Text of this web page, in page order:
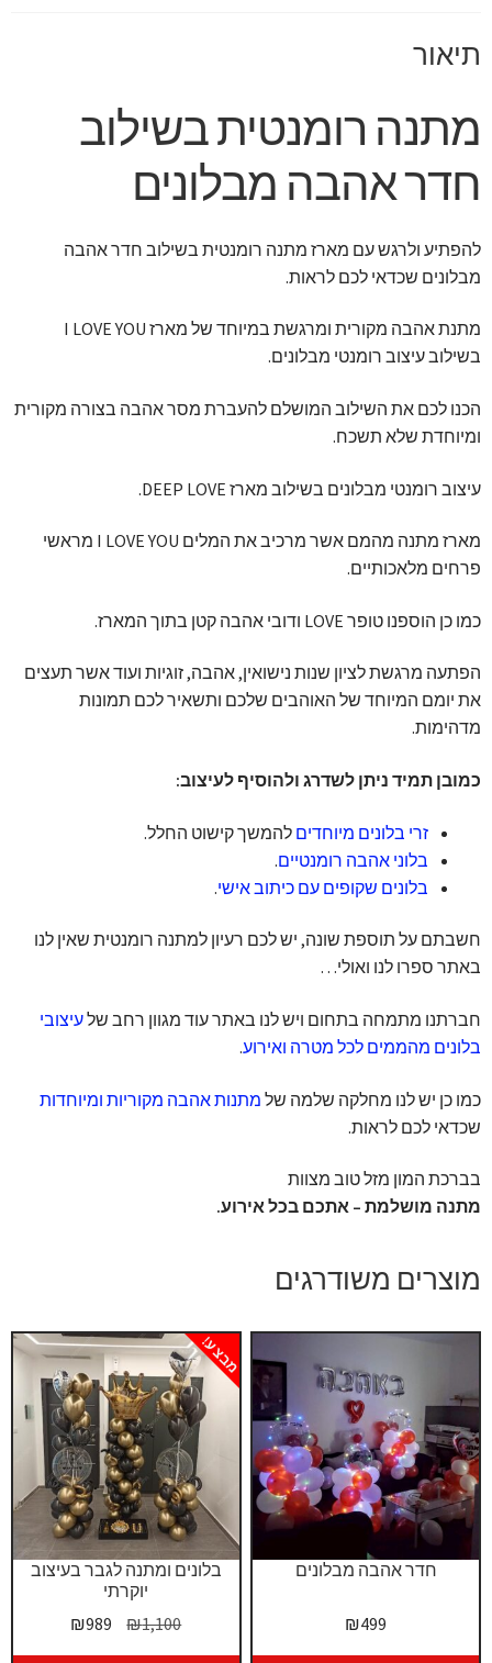
תיאור
מתנה רומנטית בשילוב
חדר אהבה מבלונים
להפתיע ולרגש עם מארז מתנה רומנטית בשילוב חדר אהבה
מבלונים שכדאי לכם לראות.
מתנת אהבה מקורית ומרגשת במיוחד של מארז I LOVE YOU
בשילוב עיצוב רומנטי מבלונים.
הכנו לכם את השילוב המושלם להעברת מסר אהבה בצורה מקורית
ומיוחדת שלא תשכח.
עיצוב רומנטי מבלונים בשילוב מארז DEEP LOVE.
מארז מתנה מהמם אשר מרכיב את המלים I LOVE YOU מראשי
פרחים מלאכותיים.
כמו כן הוספנו טופר LOVE ודובי אהבה קטן בתוך המארז.
הפתעה מרגשת לציון שנות נישואין, אהבה, זוגיות ועוד אשר תעצים
את יומם המיוחד של האוהבים שלכם ותשאיר לכם תמונות
מדהימות.
כמובן תמיד ניתן לשדרג ולהוסיף לעיצוב:
זרי בלונים מיוחדים להמשך קישוט החלל.
בלוני אהבה רומנטיים.
בלונים שקופים עם כיתוב אישי.
חשבתם על תוספת שונה, יש לכם רעיון למתנה רומנטית שאין לנו
באתר ספרו לנו ואולי…
חברתנו מתמחה בתחום ויש לנו באתר עוד מגוון רחב שלעיצובי
בלונים מהממים לכל מטרה ואירוע.
כמו כן יש לנו מחלקה שלמה של מתנות אהבה מקוריות ומיוחדות
שכדאי לכם לראות.
בברכת המון מזל טוב מצוות
מתנה מושלמת – אתכם בכל אירוע.
מוצרים משודרגים
בלונים ומתנה לגבר בעיצוב
יוקרתי
מבצע!
₪1,100
המחיר
המקורי
₪989
המחיר
הנוכחי
חדר אהבה מבלונים
₪499